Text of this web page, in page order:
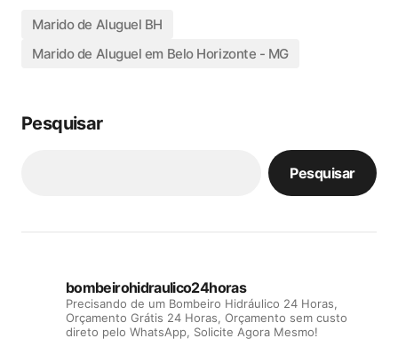
Marido de Aluguel BH
Marido de Aluguel em Belo Horizonte - MG
Pesquisar
Pesquisar
bombeirohidraulico24horas
Precisando de um Bombeiro Hidráulico 24 Horas,
Orçamento Grátis 24 Horas, Orçamento sem custo
direto pelo WhatsApp, Solicite Agora Mesmo!